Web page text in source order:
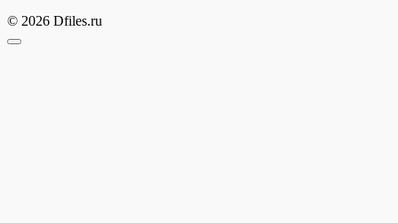
© 2026 Dfiles.ru